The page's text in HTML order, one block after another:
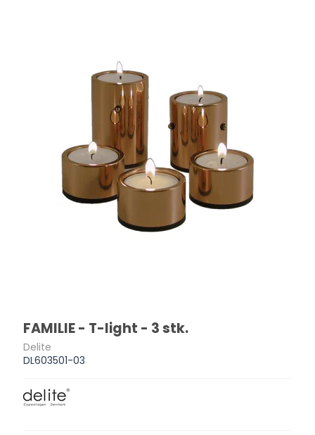
FAMILIE - T-light - 3 stk.
Delite
DL603501-03